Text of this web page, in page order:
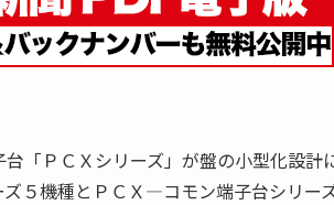
「ＰＣＸシリーズ」が盤の小型化設計
５機種とＰＣＸ―コモン端子台シリー